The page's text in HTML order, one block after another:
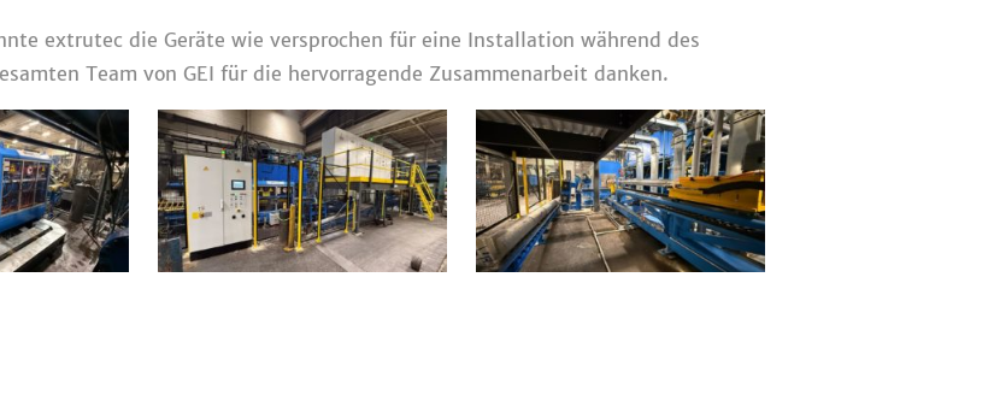
extrutec die Geräte wie versprochen für eine Installation während des
Team von GEI für die hervorragende Zusammenarbeit danken.